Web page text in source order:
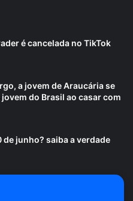
é cancelada no TikTok
a jovem de Araucária se
do Brasil ao casar com
de junho? saiba a verdade